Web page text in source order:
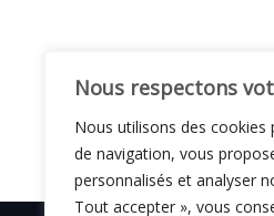
Nous respectons
Nous utilisons des
de navigation, vous
personnalisés et analyser
Tout accepter », vous